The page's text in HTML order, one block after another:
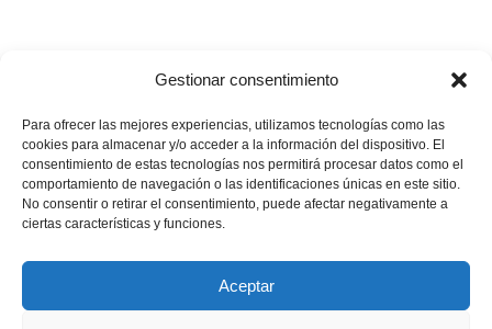
nombres comerciales, marcas registradas, logos
e imágenes pertenecen a sus respectivos
propietarios.
Mapa del Sitio
Gestionar consentimiento
Para ofrecer las mejores experiencias, utilizamos tecnologías como las
cookies para almacenar y/o acceder a la información del dispositivo. El
consentimiento de estas tecnologías nos permitirá procesar datos como el
comportamiento de navegación o las identificaciones únicas en este sitio.
No consentir o retirar el consentimiento, puede afectar negativamente a
ciertas características y funciones.
Aceptar